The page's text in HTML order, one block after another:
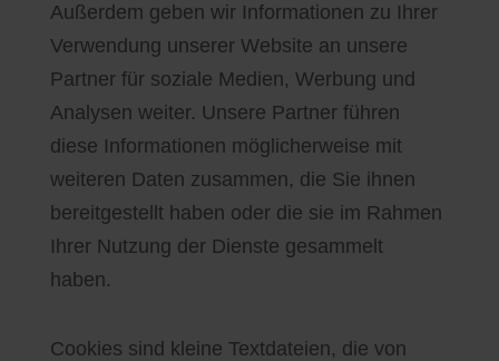
Außerdem geben wir Informationen zu Ihrer
Verwendung unserer Website an unsere
Partner für soziale Medien, Werbung und
Analysen weiter. Unsere Partner führen
diese Informationen möglicherweise mit
weiteren Daten zusammen, die Sie ihnen
bereitgestellt haben oder die sie im Rahmen
Ihrer Nutzung der Dienste gesammelt
haben.
Cookies sind kleine Textdateien, die von